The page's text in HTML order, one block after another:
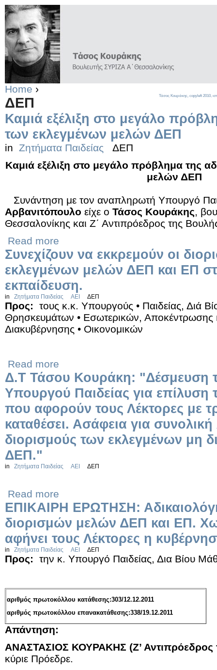
Home ›
ΔΕΠ
Καμιά εξέλιξη στο μεγάλο
των εκλεγμένων μελών ΔΕΠ
in Ζητήματα Παιδείας
ΔΕΠ
Καμιά εξέλιξη στο μεγάλο πρόβλημα της
μελών ΔΕΠ
Συνάντηση με τον αναπληρωτή Υπουργό
Αρβανιτόπουλο είχε ο Τάσος Κουράκης,
Θεσσαλονίκης και Ζ΄ Αντιπρόεδρος της
Read more
Συνεχίζουν να εκκρεμούν οι
εκλεγμένων μελών ΔΕΠ και ΕΠ
εκπαίδευση.
in Ζητήματα Παιδείας ΑΕΙ ΔΕΠ
Προς:
τους κ.κ. Υπουργούς • Παιδείας, Διά
Θρησκευμάτων • Εσωτερικών, Αποκέντρωσης
Διακυβέρνησης • Οικονομικών
Read more
Δ.Τ Τάσου Κουράκη: "Δέσμευση
Υπουργού Παιδείας για
που αφορούν τους Λέκτορες με
καταθέσει. Ασάφεια για
διορισμούς των εκλεγμένων μη
ΔΕΠ."
in Ζητήματα Παιδείας ΑΕΙ ΔΕΠ
Read more
ΕΠΙΚΑΙΡΗ ΕΡΩΤΗΣΗ:
διορισμών μελών ΔΕΠ και ΕΠ.
αφήνει τους Λέκτορες η
in Ζητήματα Παιδείας ΑΕΙ ΔΕΠ
Προς: την κ. Υπουργό Παιδείας, Δια Βίου
αριθμός πρωτοκόλλου κατάθεσης:303/12.12.2011
αριθμός πρωτοκόλλου επανακατάθεσης:338/19.12.2011
Απάντηση:
ΑΝΑΣΤΑΣΙΟΣ ΚΟΥΡΑΚΗΣ (Ζ’
κύριε Πρόεδρε.
Τάσος Κουράκης, copyleft 2010,